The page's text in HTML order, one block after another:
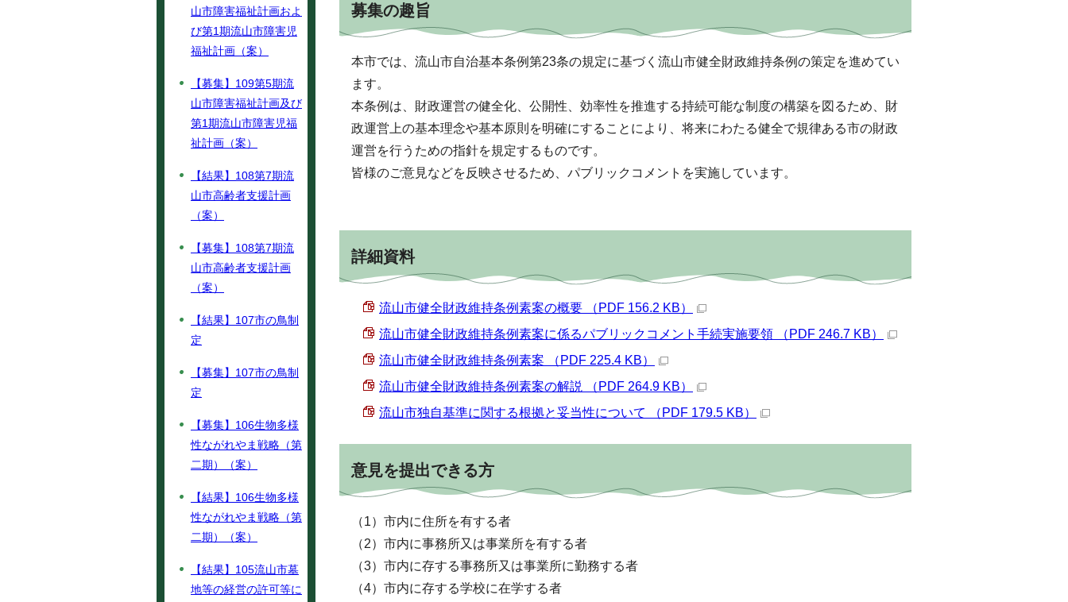
募集の趣旨
本市では、流山市自治基本条例第23条の規定に基づく流山市健全財政維持条例の策定を進めてい
ます。
本条例は、財政運営の健全化、公開性、効率性を推進する持続可能な制度の構築を図るため、財
政運営上の基本理念や基本原則を明確にすることにより、将来にわたる健全で規律ある市の財政
運営を行うための指針を規定するものです。
皆様のご意見などを反映させるため、パブリックコメントを実施しています。
詳細資料
流山市健全財政維持条例素案の概要 （PDF 156.2 KB）
流山市健全財政維持条例素案に係るパブリックコメント手続実施要領 （PDF 246.7 KB）
流山市健全財政維持条例素案 （PDF 225.4 KB）
流山市健全財政維持条例素案の解説 （PDF 264.9 KB）
流山市独自基準に関する根拠と妥当性について （PDF 179.5 KB）
意見を提出できる方
（1）市内に住所を有する者
（2）市内に事務所又は事業所を有する者
（3）市内に存する事務所又は事業所に勤務する者
（4）市内に存する学校に在学する者
山市障害福祉計画およ
び第1期流山市障害児
福祉計画（案）
【募集】109第5期流
山市障害福祉計画及び
第1期流山市障害児福
祉計画（案）
【結果】108第7期流
山市高齢者支援計画
（案）
【募集】108第7期流
山市高齢者支援計画
（案）
【結果】107市の鳥制
定
【募集】107市の鳥制
定
【募集】106生物多様
性ながれやま戦略（第
二期）（案）
【結果】106生物多様
性ながれやま戦略（第
二期）（案）
【結果】105流山市墓
地等の経営の許可等に